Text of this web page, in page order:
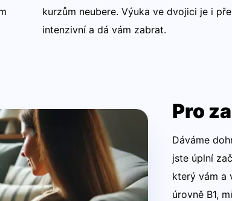
kurzům neubere. Výuka ve dvojici je i
intenzivní a dá vám zabrat.
Pro
Dáváme
jste úplní
který vám a
úrovně B1,